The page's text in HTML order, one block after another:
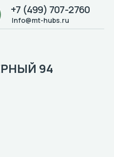
+7 (499) 707-2760
Info@mt-hubs.ru
94